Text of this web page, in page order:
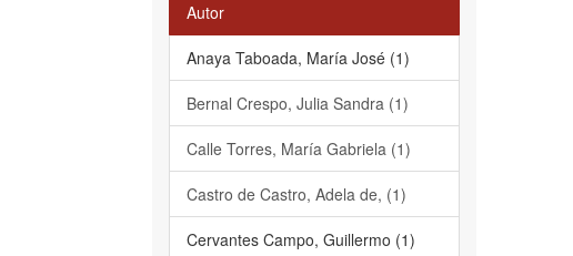
Autor
Anaya Taboada, María José (1)
Bernal Crespo, Julia Sandra (1)
Calle Torres, María Gabriela (1)
Castro de Castro, Adela de, (1)
Cervantes Campo, Guillermo (1)